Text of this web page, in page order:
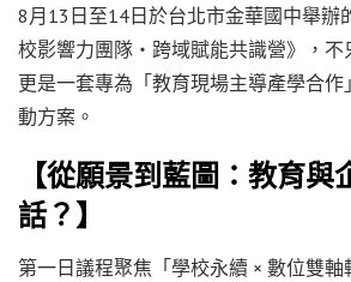
8月13日至14日於台北市金華國中舉辦
校影響力團隊・跨域賦能共識營》，不
更是一套專為「教育現場主導產學合
動方案。
【從願景到藍圖：教育與
話？】
第一日議程聚焦「學校永續 × 數位雙